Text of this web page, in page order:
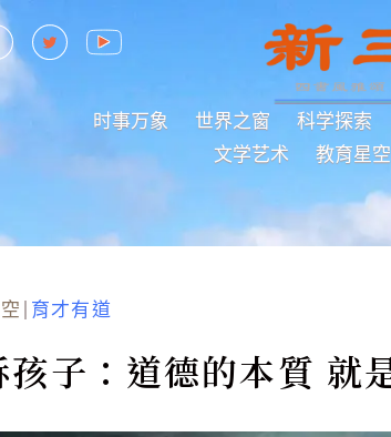
时事万象 世界之窗 科学探索
文学艺术
教育星空
育才有道
孩子：道德的本質 就